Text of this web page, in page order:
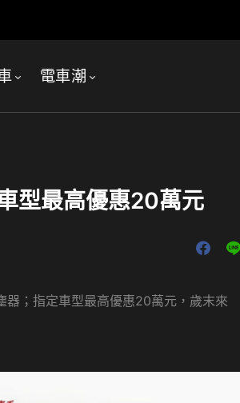
電車潮
型最高優惠20萬元
器；指定車型最高優惠20萬元，歲末來